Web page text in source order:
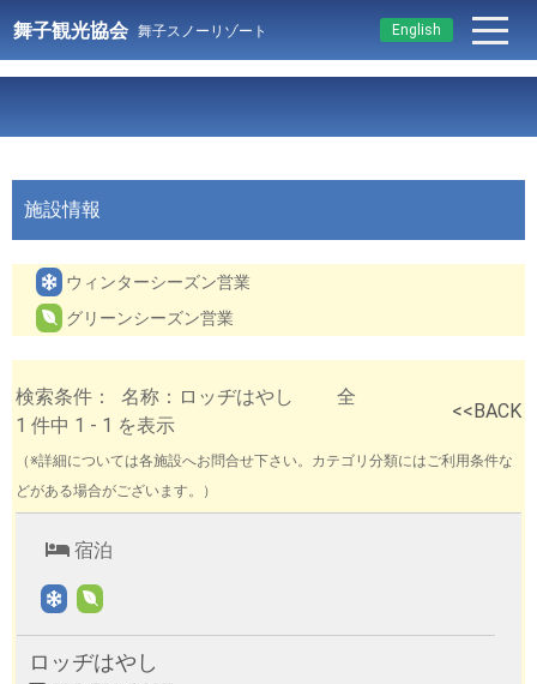
English
舞子観光協会 舞子スノーリゾート
施設情報
ウィンターシーズン営業
グリーンシーズン営業
検索条件： 名称：ロッヂはやし 全
1 件中 1 - 1 を表示
<<BACK
（※詳細については各施設へお問合せ下さい。カテゴリ分類にはご利用条件な
どがある場合がございます。）
宿泊
ロッヂはやし